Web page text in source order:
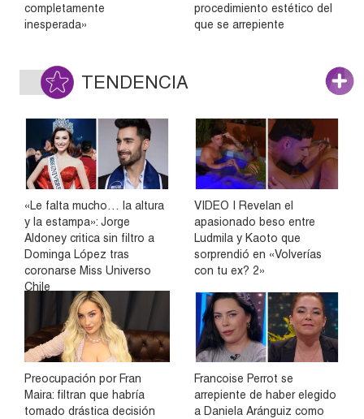
completamente
inesperada»
procedimiento estético del
que se arrepiente
TENDENCIA
«Le falta mucho… la altura
y la estampa»: Jorge
Aldoney critica sin filtro a
Dominga López tras
coronarse Miss Universo
Chile
VIDEO | Revelan el
apasionado beso entre
Ludmila y Kaoto que
sorprendió en «Volverías
con tu ex? 2»
Preocupación por Fran
Maira: filtran que habría
tomado drástica decisión
Francoise Perrot se
arrepiente de haber elegido
a Daniela Aránguiz como